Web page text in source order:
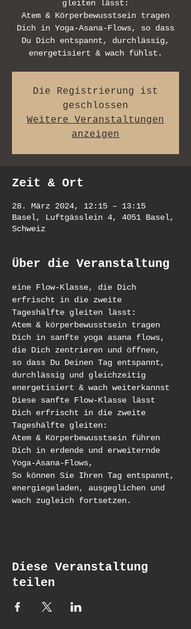
gleiten lässt:
Atem & Körperbewusstsein tragen
Dich in Yoga-Asana-Flows, so dass
Du Dich entspannt, durchlässig,
Die Registrierung ist
geschlossen
Weitere Veranstaltungen
anzeigen
Zeit & Ort
28. März 2024, 12:15 – 13:15
Basel, Luftgässlein 4, 4051 Basel,
Schweiz
Über die Veranstaltung
eine Flow-Klasse, die Dich
erfrischt in die zweite
Tageshälfte gleiten lässt:
Atem & körperbewusstsein tragen
Dich in sanfte yoga asana flows,
die Dich zentrieren und öffnen,
so dass Du Deinen Tag entspannt,
durchlässig und gleichzeitig
energetisiert & wach weiterkannst
Diese sanfte Flow-Klasse lässt
Dich erfrischt in die zweite
Tageshälfte gleiten:
Atem & Körperbewusstsein führen
Dich in erdende und erweiternde
Yoga-Asana-Flows,
So können Sie Ihren Tag entspannt,
energiegeladen, ausgeglichen und
wach zugleich fortsetzen.
Diese Veranstaltung
teilen